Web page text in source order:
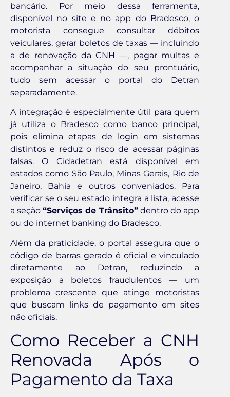
bancário. Por meio dessa ferramenta,
disponível no site e no app do Bradesco, o
motorista consegue consultar débitos
veiculares, gerar boletos de taxas — incluindo
a de renovação da CNH —, pagar multas e
acompanhar a situação do seu prontuário,
tudo sem acessar o portal do Detran
separadamente.
A integração é especialmente útil para quem
já utiliza o Bradesco como banco principal,
pois elimina etapas de login em sistemas
distintos e reduz o risco de acessar páginas
falsas. O Cidadetran está disponível em
estados como São Paulo, Minas Gerais, Rio de
Janeiro, Bahia e outros conveniados. Para
verificar se o seu estado integra a lista, acesse
a seção“Serviços de Trânsito”dentro do app
ou do internet banking do Bradesco.
Além da praticidade, o portal assegura que o
código de barras gerado é oficial e vinculado
diretamente ao Detran, reduzindo a
exposição a boletos fraudulentos — um
problema crescente que atinge motoristas
que buscam links de pagamento em sites
não oficiais.
Como Receber a CNH
Renovada Após o
Pagamento da Taxa